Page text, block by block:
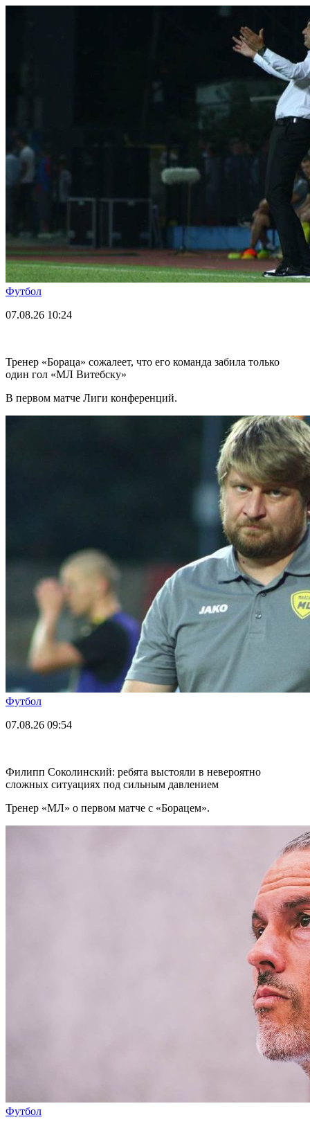
Футбол
07.08.26 10:24
Тренер «Бораца» сожалеет, что его команда забила только
один гол «МЛ Витебску»
В первом матче Лиги конференций.
Футбол
07.08.26 09:54
Филипп Соколинский: ребята выстояли в невероятно
сложных ситуациях под сильным давлением
Тренер «МЛ» о первом матче с «Борацем».
Футбол